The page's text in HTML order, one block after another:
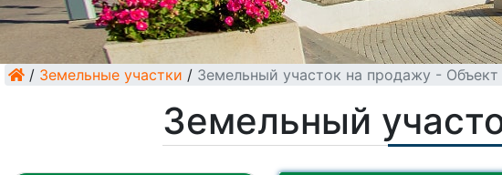
/ Земельные участки / Земельный участок на продажу -
Земельный